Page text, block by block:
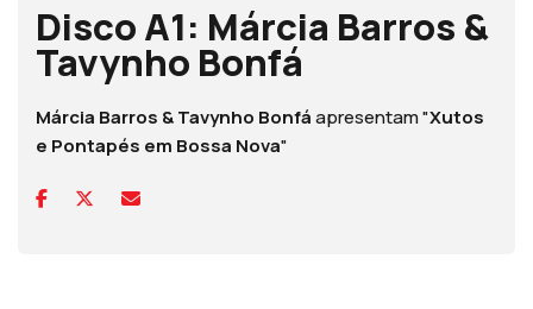
Disco A1: Márcia Barros &
Tavynho Bonfá
Márcia Barros & Tavynho Bonfáapresentam "Xutos
e Pontapés em Bossa Nova"